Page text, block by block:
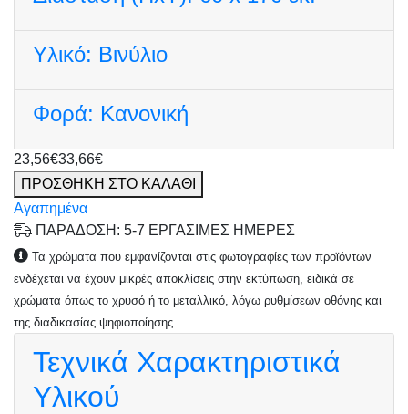
Υλικό: Βινύλιο
Φορά: Κανονική
23,56€33,66€
ΠΡΟΣΘΗΚΗ ΣΤΟ ΚΑΛΑΘΙ
Αγαπημένα
ΠΑΡΑΔΟΣΗ: 5-7 ΕΡΓΑΣΙΜΕΣ ΗΜΕΡΕΣ
Τα χρώματα που εμφανίζονται στις φωτογραφίες των προϊόντων
ενδέχεται να έχουν μικρές αποκλίσεις στην εκτύπωση, ειδικά σε
χρώματα όπως το χρυσό ή το μεταλλικό, λόγω ρυθμίσεων οθόνης και
της διαδικασίας ψηφιοποίησης.
Τεχνικά Χαρακτηριστικά
Υλικού